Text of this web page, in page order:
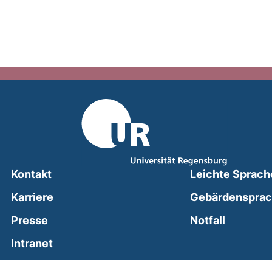
Kontakt
Karriere
Presse
Intranet(external link, opens in a new window)
Leichte
Notfall